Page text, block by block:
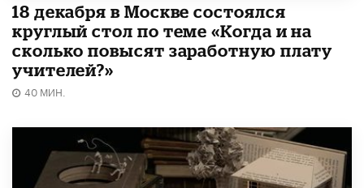
18 декабря в Москве состоялся
круглый стол по теме «Когда и на
сколько повысят заработную плату
учителей?»
40 МИН.